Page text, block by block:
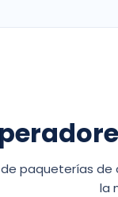
paqueterías de
la